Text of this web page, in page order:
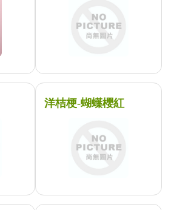
洋桔梗-蝴蠂櫻紅